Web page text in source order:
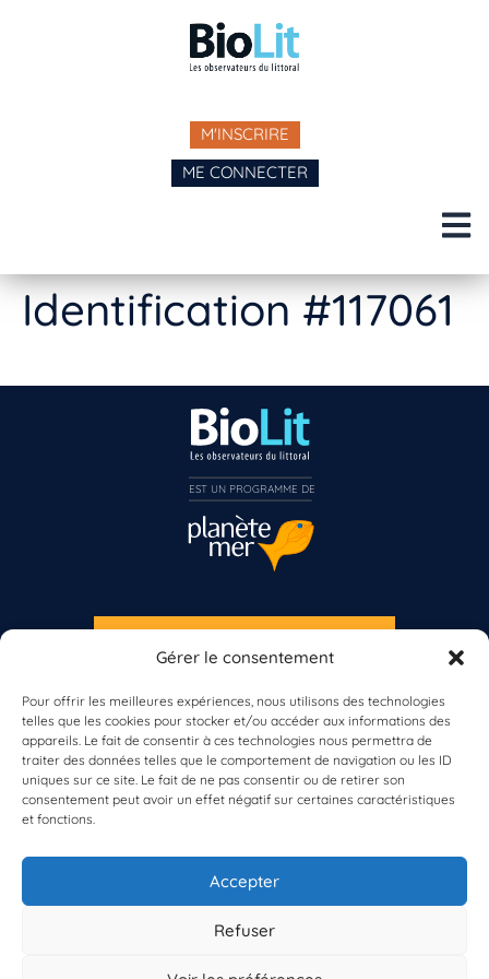
Gérer le consentement
Pour offrir les meilleures expériences, nous utilisons des technologies
telles que les cookies pour stocker et/ou accéder aux informations des
appareils. Le fait de consentir à ces technologies nous permettra de
traiter des données telles que le comportement de navigation ou les ID
uniques sur ce site. Le fait de ne pas consentir ou de retirer son
consentement peut avoir un effet négatif sur certaines caractéristiques
et fonctions.
Accepter
Refuser
M'INSCRIRE
ME CONNECTER
Identification #117061
À propos de BioLit
Vos données d'observation
Ressources
Résultats du programme
Contacts
S'INSCRIRE À LA NEWSLETTER